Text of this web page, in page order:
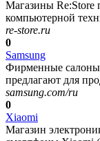
Магазины Re:Store
компьютерной
re-store.ru
0
Samsung
Фирменные
предлагают для
samsung.com/ru
0
Xiaomi
Магазин